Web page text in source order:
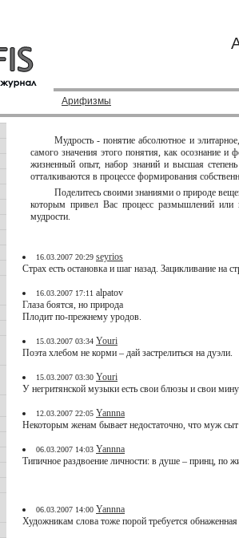
Арифизмы
Мудрость - понятие абсолютное и
самого значения этого понятия, как осознание
жизненный опыт, набор знаний и высшая
отталкиваются в процессе формирования
Поделитесь своими знаниями о природе
которым привел Вас процесс размышлений или
мудрости.
16.03.2007 20:29 seyrios
Страх есть остановка и шаг назад. Зацикливание на
16.03.2007 17:11 alpatov
Глаза боятся, но природа
Плодит по-прежнему уродов.
15.03.2007 03:34 Youri
Поэта хлебом не корми – дай застрелиться на дуэли.
15.03.2007 03:30 Youri
У негритянской музыки есть свои блюзы и свои
12.03.2007 22:05 Yannna
Некоторым женам бывает недостаточно, что муж
06.03.2007 14:03 Yannna
Типичное раздвоение личности: в душе – принц, по
06.03.2007 14:00 Yannna
Художникам слова тоже порой требуется обнаженная